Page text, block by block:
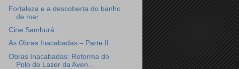
Fortaleza e a descoberta do banho
de mar
Cine Samburá
As Obras Inacabadas – Parte II
Obras Inacabadas: Reforma do
Polo de Lazer da Aven...